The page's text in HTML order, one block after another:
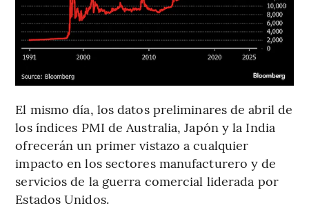
El mismo día, los datos preliminares de abril de
los índices PMI de Australia, Japón y la India
ofrecerán un primer vistazo a cualquier
impacto en los sectores manufacturero y de
servicios de la guerra comercial liderada por
Estados Unidos.